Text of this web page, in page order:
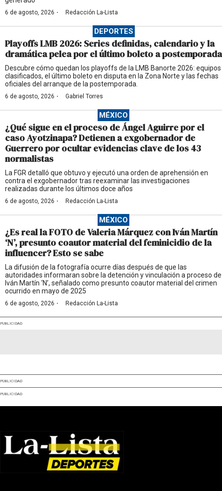
6 de agosto, 2026 · Redacción La-Lista
DEPORTES
Playoffs LMB 2026: Series definidas, calendario y la
dramática pelea por el último boleto a postemporada
Descubre cómo quedan los playoffs de la LMB Banorte 2026: equipos
clasificados, el último boleto en disputa en la Zona Norte y las fechas
oficiales del arranque de la postemporada.
6 de agosto, 2026 · Gabriel Torres
MÉXICO
¿Qué sigue en el proceso de Ángel Aguirre por el
caso Ayotzinapa? Detienen a exgobernador de
Guerrero por ocultar evidencias clave de los 43
normalistas
La FGR detalló que obtuvo y ejecutó una orden de aprehensión en
contra el exgobernador tras reexaminar las investigaciones
realizadas durante los últimos doce años
6 de agosto, 2026 · Redacción La-Lista
MÉXICO
¿Es real la FOTO de Valeria Márquez con Iván Martín
‘N’, presunto coautor material del feminicidio de la
influencer? Esto se sabe
La difusión de la fotografía ocurre días después de que las
autoridades informaran sobre la detención y vinculación a proceso de
Iván Martín ‘N’, señalado como presunto coautor material del crimen
ocurrido en mayo de 2025
6 de agosto, 2026 · Redacción La-Lista
PUBLICIDAD
PUBLICIDAD
PUBLICIDAD